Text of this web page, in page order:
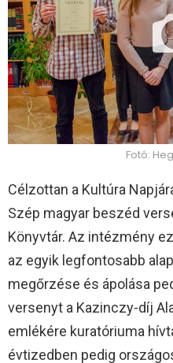
Fotó:
Célzottan a Kultúra
Szép magyar beszéd
Könyvtár. Az intézmény
az egyik legfontosabb
megőrzése és ápolása
versenyt a Kazinczy-díj
emlékére kuratóriuma
évtizedben pedig